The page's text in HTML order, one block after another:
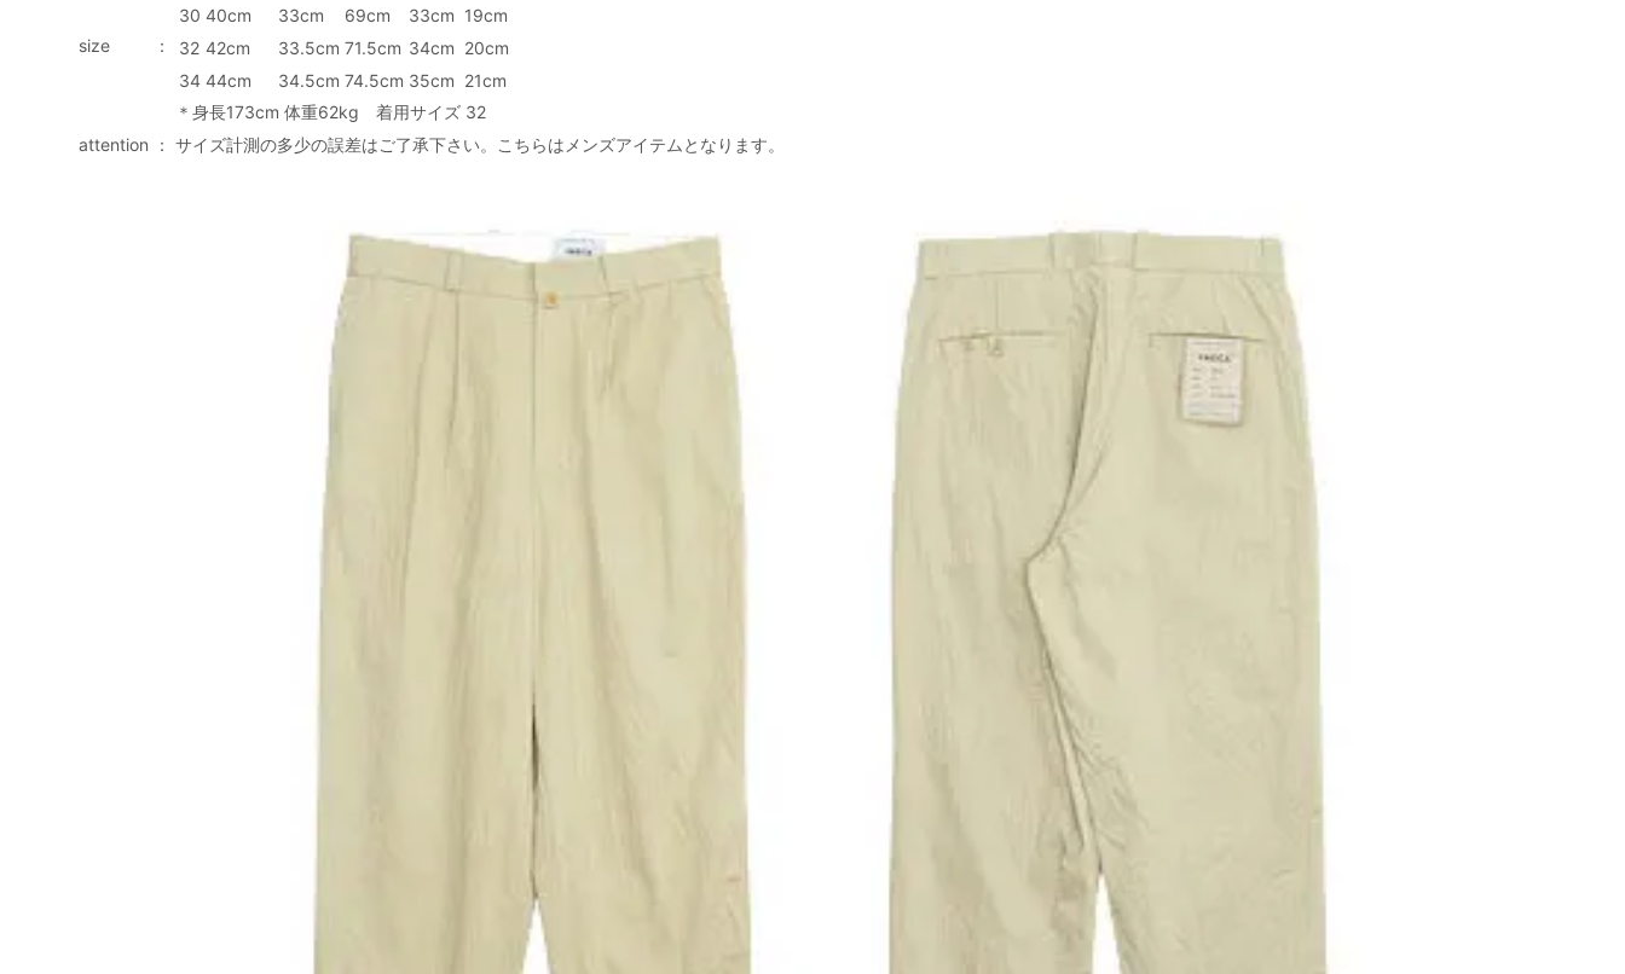
size ：
30 40cm 33cm 69cm 33cm 19cm
32 42cm 33.5cm 71.5cm 34cm 20cm
34 44cm 34.5cm 74.5cm 35cm 21cm
＊身長173cm 体重62kg 着用サイズ 32
attention
： サイズ計測の多少の誤差はご了承下さい。こちらはメンズアイテムとなります。